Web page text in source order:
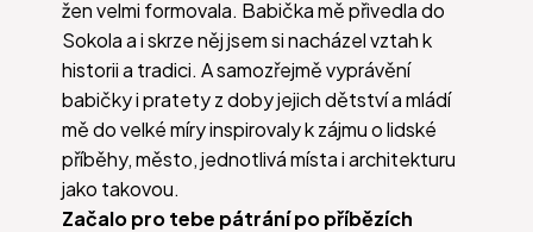
žen velmi formovala. Babička mě přivedla do
Sokola a i skrze něj jsem si nacházel vztah k
historii a tradici. A samozřejmě vyprávění
babičky i pratety z doby jejich dětství a mládí
mě do velké míry inspirovaly k zájmu o lidské
příběhy, město, jednotlivá místa i architekturu
jako takovou.
Začalo pro tebe pátrání po příbězích